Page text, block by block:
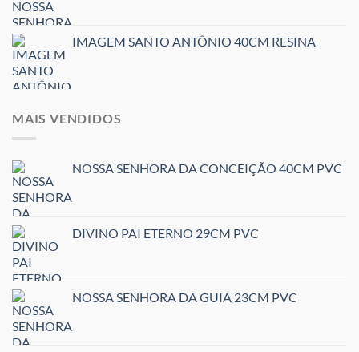
IMAGEM SANTO ANTÔNIO 40CM RESINA
MAIS VENDIDOS
NOSSA SENHORA DA CONCEIÇÃO 40CM PVC
DIVINO PAI ETERNO 29CM PVC
NOSSA SENHORA DA GUIA 23CM PVC